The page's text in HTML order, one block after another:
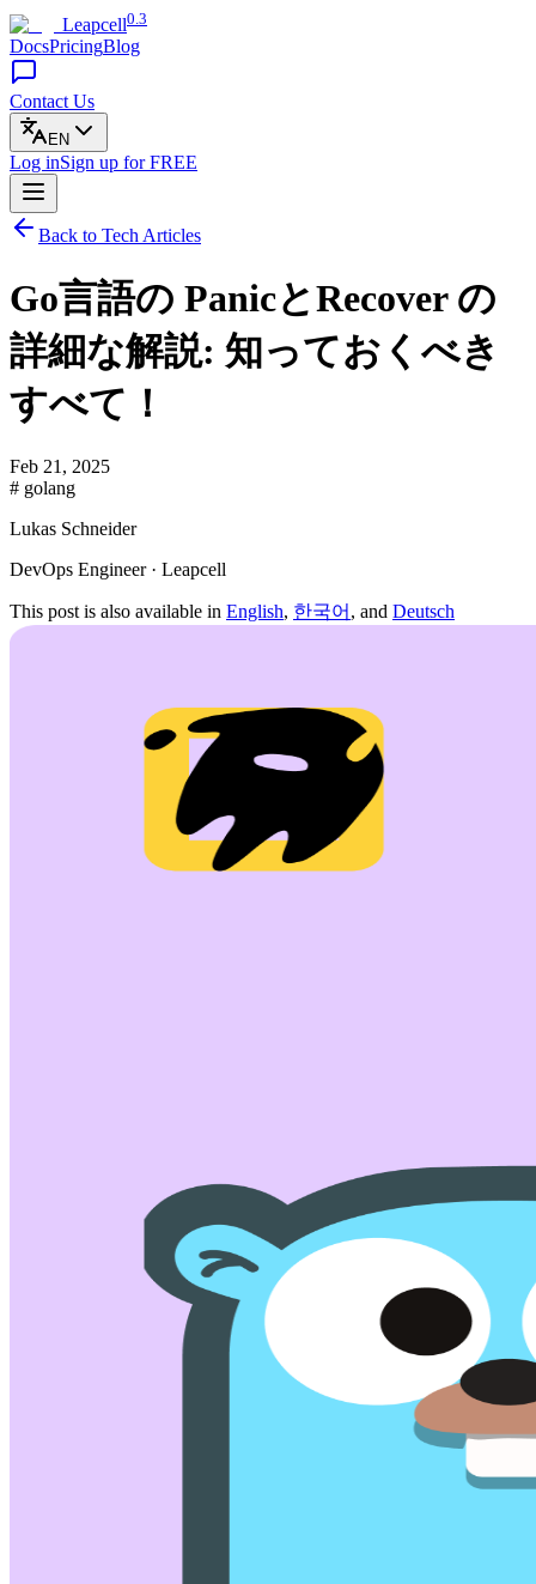
Leapcell0.3
DocsPricingBlog
Contact Us
EN
Log inSign up for FREE
Back to Tech Articles
Go言語の PanicとRecover の
詳細な解説: 知っておくべき
すべて！
Feb 21, 2025
# golang
Lukas Schneider
DevOps Engineer · Leapcell
This post is also available in English, 한국어 , and Deutsch